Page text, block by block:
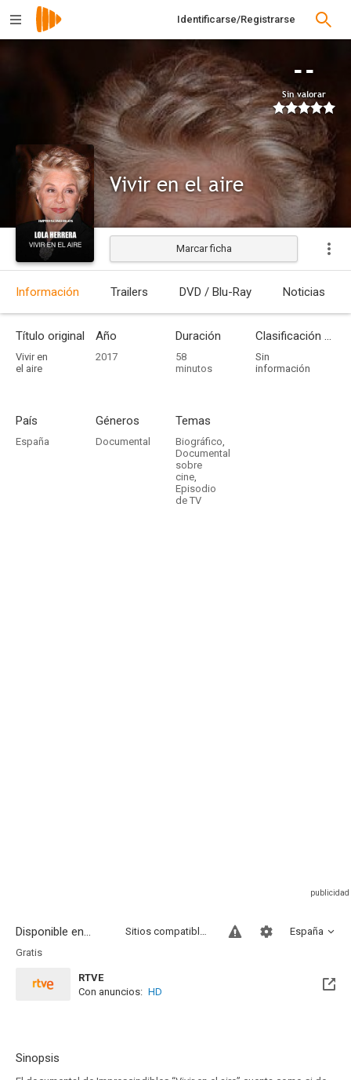
Identificarse/Registrarse
--
Sin valorar
Vivir en el aire
Marcar ficha
Información Trailers DVD / Blu-Ray Noticias
Título original
Vivir en
el aire
Año
2017
Duración
58
minutos
Clasificación por edades
Sin
información
País
España
Géneros
Documental
Temas
Biográfico,
Documental
sobre
cine,
Episodio
de TV
Disponible en... España
Sitios compatibles
Gratis
RTVE
Con anuncios: HD
Sinopsis